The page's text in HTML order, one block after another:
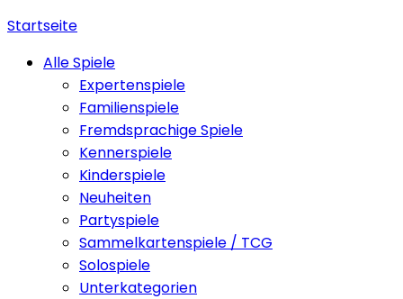
Startseite
Alle Spiele
Expertenspiele
Familienspiele
Fremdsprachige Spiele
Kennerspiele
Kinderspiele
Neuheiten
Partyspiele
Sammelkartenspiele / TCG
Solospiele
Unterkategorien